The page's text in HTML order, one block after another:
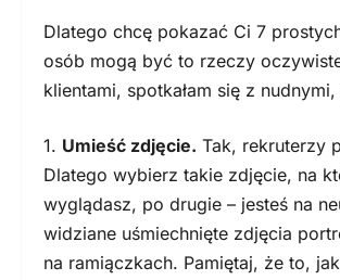
Dlatego chcę pokazać Ci 7
osób mogą być to rzeczy
klientami, spotkałam się z
1. Umieść zdjęcie. Tak, rekruterzy
Dlatego wybierz takie zdjęcie, na
wyglądasz, po drugie – jesteś na
widziane uśmiechnięte zdjęcia
na ramiączkach. Pamiętaj, że to,